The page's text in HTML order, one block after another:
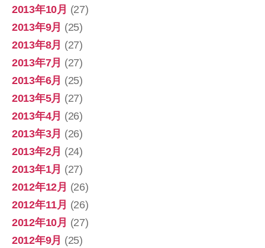
2013年10月 (27)
2013年9月 (25)
2013年8月 (27)
2013年7月 (27)
2013年6月 (25)
2013年5月 (27)
2013年4月 (26)
2013年3月 (26)
2013年2月 (24)
2013年1月 (27)
2012年12月 (26)
2012年11月 (26)
2012年10月 (27)
2012年9月 (25)